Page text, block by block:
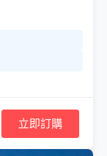
立即訂購